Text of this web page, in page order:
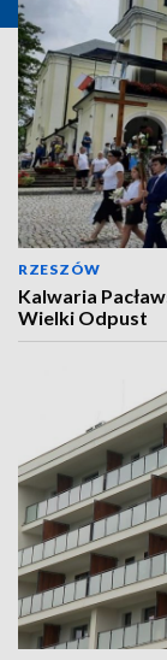
RZESZÓW
Kalwaria
Wielki Odpust